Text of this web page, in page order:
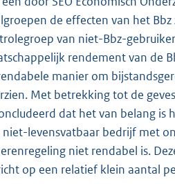
de effecten van het
van niet-Bbz-
rendement van de
manier om
Met betrekking tot de
dat het van belang is
niet-levensvatbaar bedrijf met
niet rendabel is.
op een relatief klein aantal